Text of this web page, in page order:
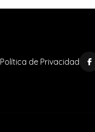
Política de Privacidad